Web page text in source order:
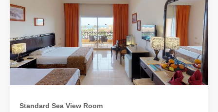
Standard Sea View Room